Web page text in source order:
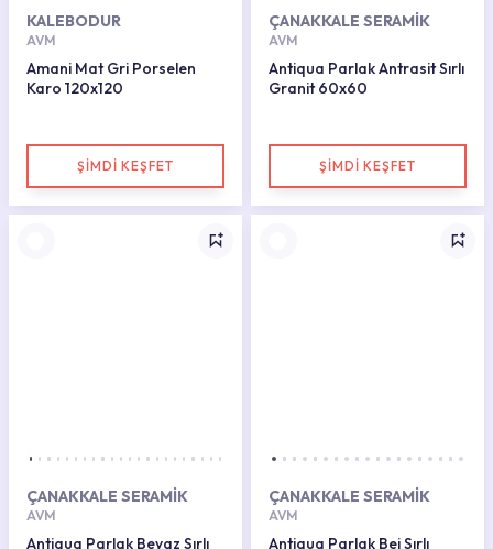
KALEBODUR
AVM
Amani Mat Gri Porselen
Karo 120x120
ŞİMDİ KEŞFET
ÇANAKKALE SERAMİK
AVM
Antiqua Parlak Antrasit Sırlı
Granit 60x60
ŞİMDİ KEŞFET
ÇANAKKALE SERAMİK
AVM
Antiqua Parlak Beyaz Sırlı
ÇANAKKALE SERAMİK
AVM
Antiqua Parlak Bej Sırlı